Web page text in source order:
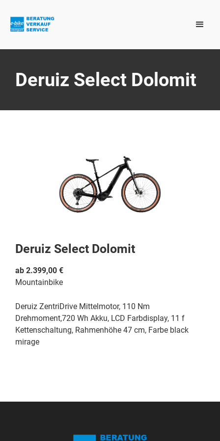
Deruiz Select Dolomit
Deruiz Select Dolomit
ab 2.399,00 €
Mountainbike
Deruiz ZentriDrive Mittelmotor, 110 Nm
Drehmoment,720 Wh Akku, LCD Farbdisplay, 11 f
Kettenschaltung, Rahmenhöhe 47 cm, Farbe black
mirage